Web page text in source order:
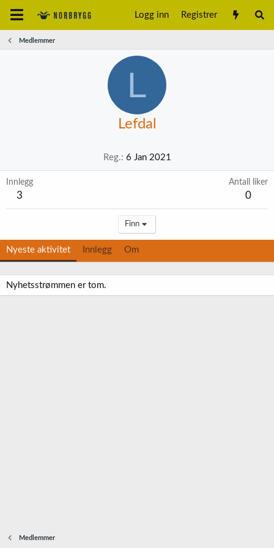
Logg inn Registrer
Medlemmer
L
Lefdal
Reg. 6 Jan 2021
Innlegg
3
Antall liker
0
Finn
Nyeste aktivitet Innlegg Om
Nyhetsstrømmen er tom.
Medlemmer